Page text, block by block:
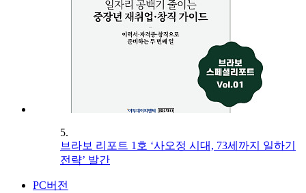
5.
브라보 리포트 1호 ‘사오정 시대, 73세까지 일하기
전략’ 발간
PC버전